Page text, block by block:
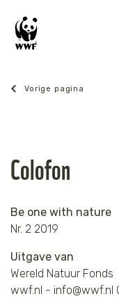
Colofon
Be one with nature
Nr. 2 2019
Uitgave van
Wereld Natuur Fonds
wwf.nl - info@wwf.nl